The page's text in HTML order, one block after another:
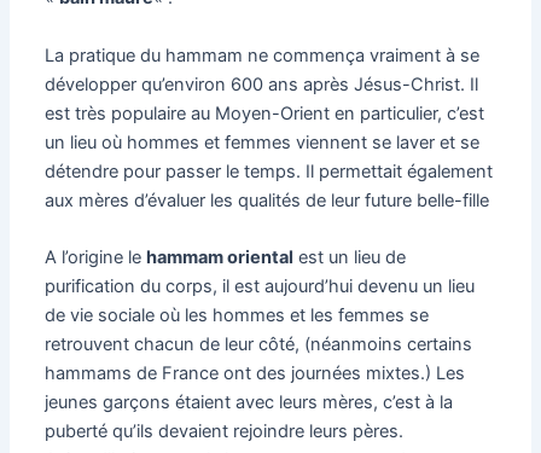
La pratique du hammam ne commença vraiment à se
développer qu’environ 600 ans après Jésus-Christ. Il
est très populaire au Moyen-Orient en particulier, c’est
un lieu où hommes et femmes viennent se laver et se
détendre pour passer le temps. Il permettait également
aux mères d’évaluer les qualités de leur future belle-fille
A l’origine lehammam oriental est un lieu de
purification du corps, il est aujourd’hui devenu un lieu
de vie sociale où les hommes et les femmes se
retrouvent chacun de leur côté, (néanmoins certains
hammams de France ont des journées mixtes.) Les
jeunes garçons étaient avec leurs mères, c’est à la
puberté qu’ils devaient rejoindre leurs pères.